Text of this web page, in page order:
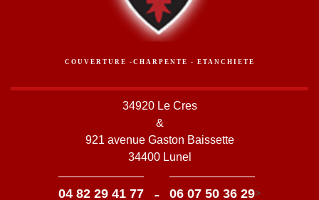
COUVERTURE -CHARPENTE - ETANCHIETE
34920 Le Cres
&
921 avenue Gaston Baissette
34400 Lunel
04 82 29 41 77 - 06 07 50 36 29>